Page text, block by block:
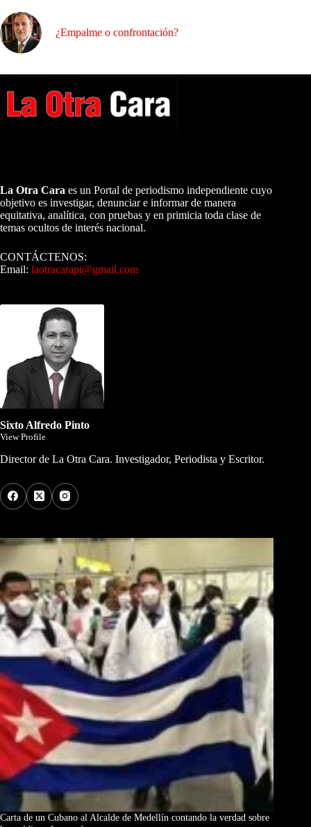
¿Empalme o confrontación?
La Otra Cara es un Portal de periodismo independiente cuyo
objetivo es investigar, denunciar e informar de manera
equitativa, analítica, con pruebas y en primicia toda clase de
temas ocultos de interés nacional.
CONTÁCTENOS:
Email: laotracarapi@gmail.com
Sixto Alfredo Pinto
View Profile
Director de La Otra Cara. Investigador, Periodista y Escritor.
Carta de un Cubano al Alcalde de Medellín contando la verdad sobre